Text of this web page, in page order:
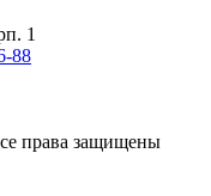
1
88
права защищены